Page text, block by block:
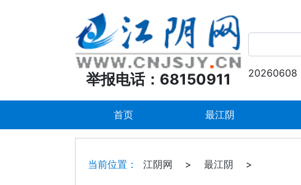
举报电话：68150911 20260608
首页 最江阴
当前位置： 江阴网 > 最江阴 >